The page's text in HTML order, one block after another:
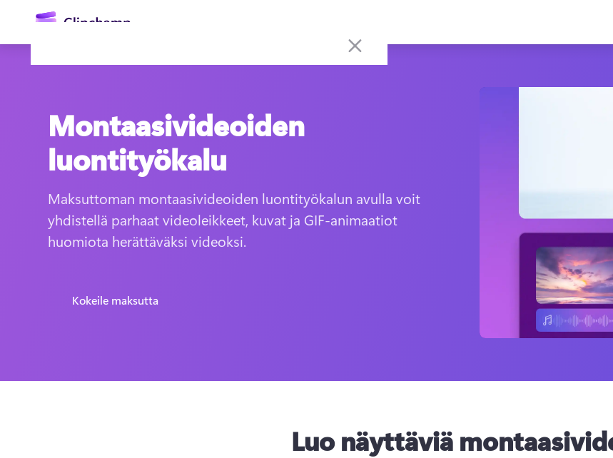
Kirjaudu sisään
Kokeile maksutta
Montaasivideoiden
luontityökalu
Maksuttoman montaasivideoiden luontityökalun avulla voit
yhdistellä parhaat videoleikkeet, kuvat ja GIF-animaatiot
huomiota herättäväksi videoksi.
Kokeile maksutta
Luo näyttäviä